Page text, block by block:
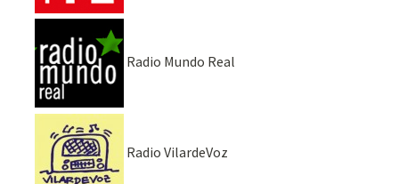
Radio Mundo Real
Radio VilardeVoz